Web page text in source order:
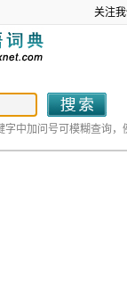
关注我
中加问号可模糊查询，